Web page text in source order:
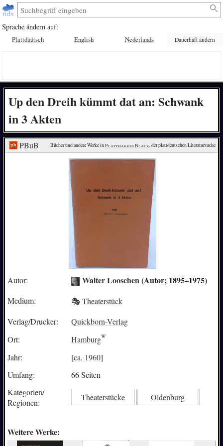
Sprache ändern auf:
Plattdüütsch English Nederlands Dauerhaft ändern
Up den Dreih kümmt dat an: Schwank
in 3 Akten
PBuB Bücher und andere Werke in Plattmakers Black, der plattdeutschen Literatursuche
Autor: Walter Looschen(Autor; 1895–1975)
Medium:
🎭 Theaterstück
Verlag/Drucker:
Quickborn-Verlag
Ort:
Hamburg
Jahr:
[ca. 1960]
Umfang:
66 Seiten
Kategorien/
Regionen:
Theaterstücke Oldenburg
Weitere Werke: